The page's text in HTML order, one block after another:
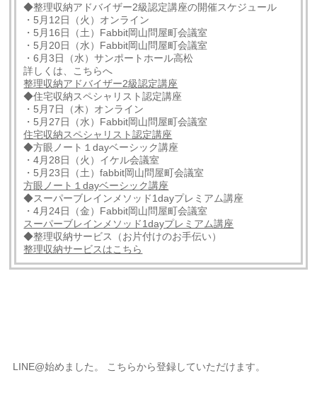
◆整理収納アドバイザー2級認定講座の開催スケジュール
・5月12日（火）オンライン
・5月16日（土）Fabbit岡山問屋町会議室
・5月20日（水）Fabbit岡山問屋町会議室
・6月3日（水）サンポートホール高松
詳しくは、こちらへ
整理収納アドバイザー2級認定講座
◆住宅収納スペシャリスト認定講座
・5月7日（木）オンライン
・5月27日（水）Fabbit岡山問屋町会議室
住宅収納スペシャリスト認定講座
◆方眼ノート１dayベーシック講座
・4月28日（火）イケル会議室
・5月23日（土）fabbit岡山問屋町会議室
方眼ノート１dayベーシック講座
◆スーパーブレインメソッド1dayプレミアム講座
・4月24日（金）Fabbit岡山問屋町会議室
スーパーブレインメソッド1dayプレミアム講座
◆整理収納サービス（お片付けのお手伝い）
整理収納サービスはこちら
LINE@始めました。 こちらから登録していただけます。